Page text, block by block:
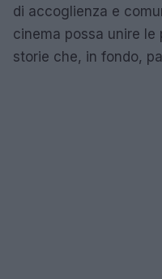
di accoglienza e
cinema possa unire
storie che, in fondo,